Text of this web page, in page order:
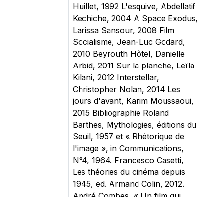
Huillet, 1992 L'esquive, Abdellatif
Kechiche, 2004 A Space Exodus,
Larissa Sansour, 2008 Film
Socialisme, Jean-Luc Godard,
2010 Beyrouth Hôtel, Danielle
Arbid, 2011 Sur la planche, Leïla
Kilani, 2012 Interstellar,
Christopher Nolan, 2014 Les
jours d'avant, Karim Moussaoui,
2015 Bibliographie Roland
Barthes, Mythologies, éditions du
Seuil, 1957 et « Rhétorique de
l'image », in Communications,
N°4, 1964. Francesco Casetti,
Les théories du cinéma depuis
1945, ed. Armand Colin, 2012.